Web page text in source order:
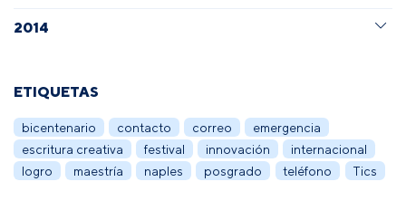
2014
ETIQUETAS
bicentenario contacto correo
emergencia
escritura creativa
festival innovación
internacional
logro
maestría naples posgrado teléfono Tics